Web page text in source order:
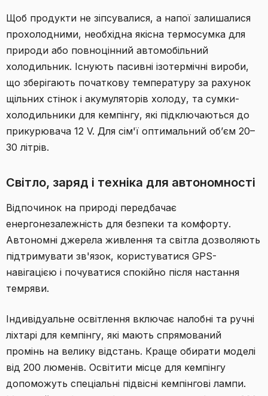
Щоб продукти не зіпсувалися, а напої залишалися
прохолодними, необхідна якісна термосумка для
природи або повноцінний автомобільний
холодильник. Існують пасивні ізотермічні вироби,
що зберігають початкову температуру за рахунок
щільних стінок і акумуляторів холоду, та сумки-
холодильники для кемпінгу, які підключаються до
прикурювача 12 V. Для сім'ї оптимальний об’єм 20–
30 літрів.
Світло, заряд і техніка для автономності
Відпочинок на природі передбачає
енергонезалежність для безпеки та комфорту.
Автономні джерела живлення та світла дозволяють
підтримувати зв'язок, користуватися GPS-
навігацією і почуватися спокійно після настання
темряви.
Індивідуальне освітлення включає налобні та ручні
ліхтарі для кемпінгу, які мають спрямований
промінь на велику відстань. Краще обирати моделі
від 200 люменів. Освітити місце для кемпінгу
допоможуть спеціальні підвісні кемпінгові лампи.